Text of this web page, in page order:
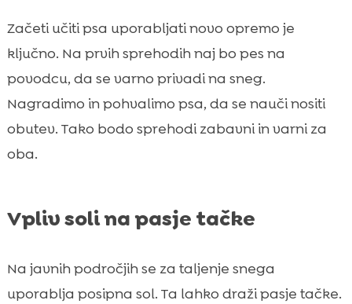
Začeti učiti psa uporabljati novo opremo je
ključno. Na prvih sprehodih naj bo pes na
povodcu, da se varno privadi na sneg.
Nagradimo in pohvalimo psa, da se nauči nositi
obutev. Tako bodo sprehodi zabavni in varni za
oba.
Vpliv soli na pasje tačke
Na javnih področjih se za taljenje snega
uporablja posipna sol. Ta lahko draži pasje tačke.